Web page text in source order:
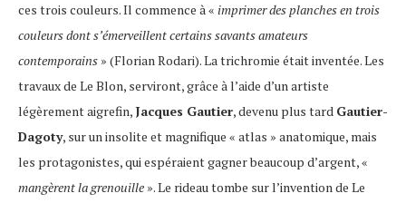
ces trois couleurs. Il commence à « imprimer des planches en trois
couleurs dont s’émerveillent certains savants amateurs
contemporains » (Florian Rodari). La trichromie était inventée. Les
travaux de Le Blon, serviront, grâce à l’aide d’un artiste
légèrement aigrefin, Jacques Gautier, devenu plus tard Gautier-
Dagoty, sur un insolite et magnifique « atlas » anatomique, mais
les protagonistes, qui espéraient gagner beaucoup d’argent, «
mangèrent la grenouille ». Le rideau tombe sur l’invention de Le